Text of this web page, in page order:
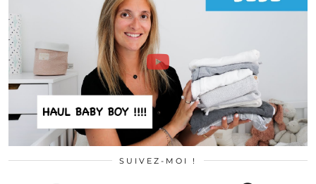
SUIVEZ-MOI !